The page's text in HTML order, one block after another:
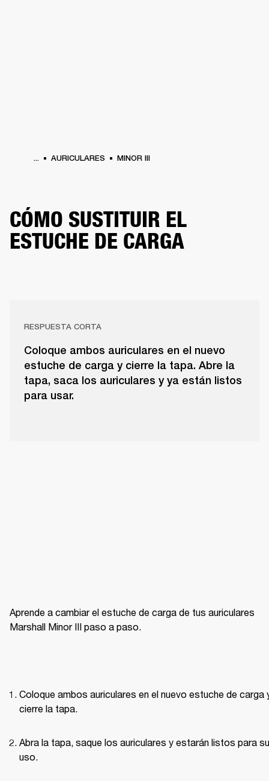
... AURICULARES MINOR III
CÓMO SUSTITUIR EL
ESTUCHE DE CARGA
RESPUESTA CORTA
Coloque ambos auriculares en el nuevo
estuche de carga y cierre la tapa. Abre la
tapa, saca los auriculares y ya están listos
para usar.
Aprende a cambiar el estuche de carga de tus auriculares
Marshall Minor III paso a paso.
Coloque ambos auriculares en el nuevo estuche de carga
cierre la tapa.
Abra la tapa, saque los auriculares y estarán listos para su
uso.